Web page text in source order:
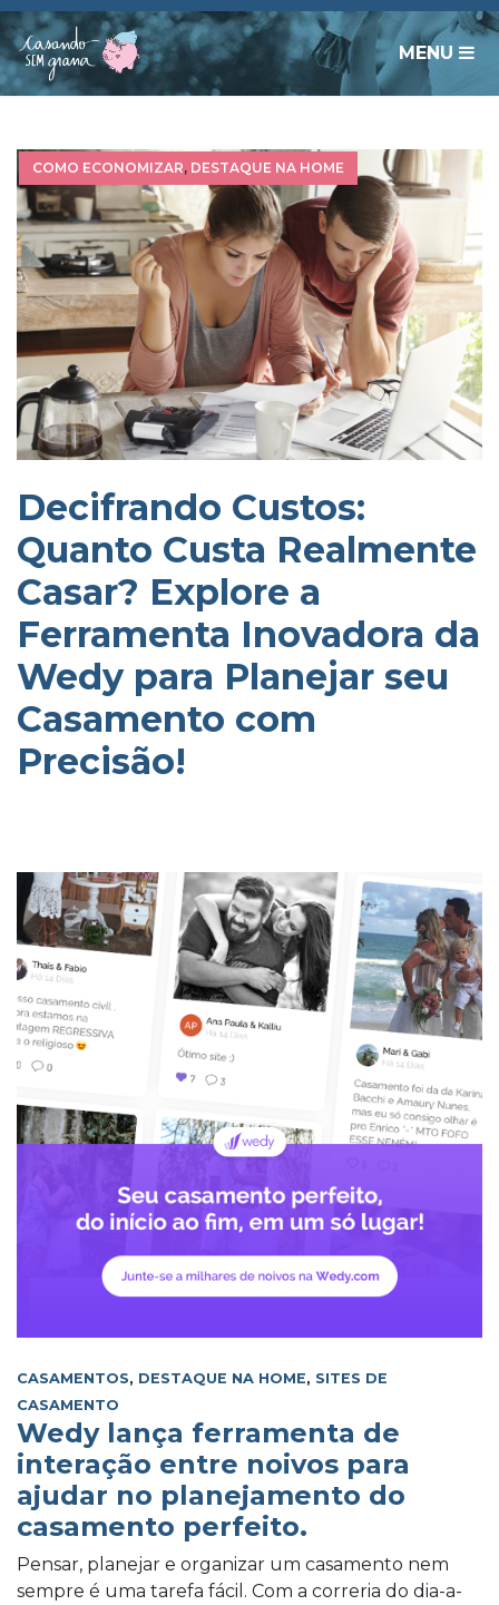
MENU
COMO ECONOMIZAR, DESTAQUE NA HOME
Decifrando Custos:
Quanto Custa Realmente
Casar? Explore a
Ferramenta Inovadora da
Wedy para Planejar seu
Casamento com
Precisão!
CASAMENTOS, DESTAQUE NA HOME, SITES DE
CASAMENTO
Wedy lança ferramenta de
interação entre noivos para
ajudar no planejamento do
casamento perfeito.
Pensar, planejar e organizar um casamento nem
sempre é uma tarefa fácil. Com a correria do dia-a-